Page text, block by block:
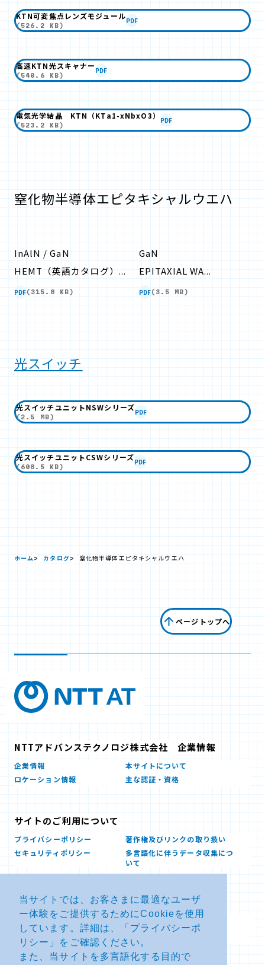
当サイトでは、お客さまに最適なユーザ
ー体験をご提供するためにCookieを使用
しています。詳細は、「 プライバシーポ
リシー 」をご確認ください。
また、当サイトを多言語化する目的で
KTN可変焦点レンズモジュール
(526.2 KB)
PDF
高速KTN光スキャナー
(540.6 KB)
PDF
電気光学結晶 KTN（KTa1-xNbxO3）
(523.2 KB)
PDF
窒化物半導体エピタキシャルウエハ
InAlN / GaN
HEMT（英語カタログ）...
PDF(315.8 KB)
GaN
EPITAXIAL WA...
PDF(3.5 MB)
光スイッチ
光スイッチユニットNSWシリーズ
(2.5 MB)
PDF
光スイッチユニットCSWシリーズ
(608.5 KB)
PDF
ホーム カタログ 窒化物半導体エピタキシャルウエハ
ページトップへ
NTTアドバンステクノロジ株式会社 企業情報
企業情報
本サイトについて
ロケーション情報
主な認証・資格
サイトのご利用について
プライバシーポリシー
著作権及びリンクの取り扱い
セキュリティポリシー
多言語化に伴うデータ収集につ
いて
お問い合せ
よくあるお問い合わせFAQ
SDSダウンロード
製品・サービスに関する重要な
お知らせ
その他のお問い合わせ